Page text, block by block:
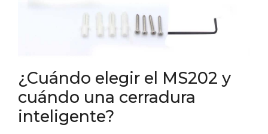
¿Cuándo elegir el MS202 y
cuándo una cerradura
inteligente?